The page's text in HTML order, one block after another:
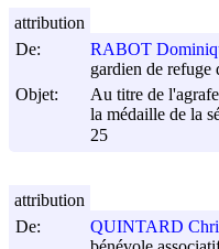
De:
RABOT
gardien de refuge
Objet:
Au titre de
la médaille de la
25
attribution
De:
QUINTARD
attribution